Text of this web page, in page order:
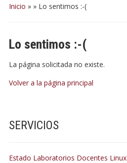
Inicio » » Lo sentimos :-(
SERVICIOS
Estado Laboratorios Docentes Linux
Lo sentimos :-(
La página solicitada no existe.
Volver a la página principal